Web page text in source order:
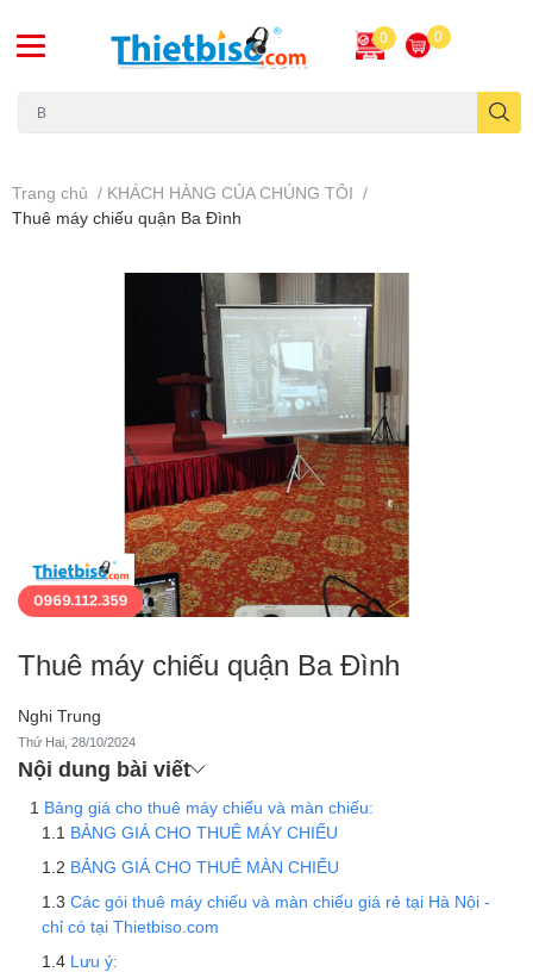
0 0
Trang chủ / KHÁCH HÀNG CỦA CHÚNG TÔI /
Thuê máy chiếu quận Ba Đình
Thuê máy chiếu quận Ba Đình
Nghi Trung
Thứ Hai, 28/10/2024
Nội dung bài viết
Bảng giá cho thuê máy chiếu và màn chiếu:
BẢNG GIÁ CHO THUÊ MÁY CHIẾU
BẢNG GIÁ CHO THUÊ MÀN CHIẾU
Các gói thuê máy chiếu và màn chiếu giá rẻ tại Hà Nội -
chỉ có tại Thietbiso.com
Lưu ý: